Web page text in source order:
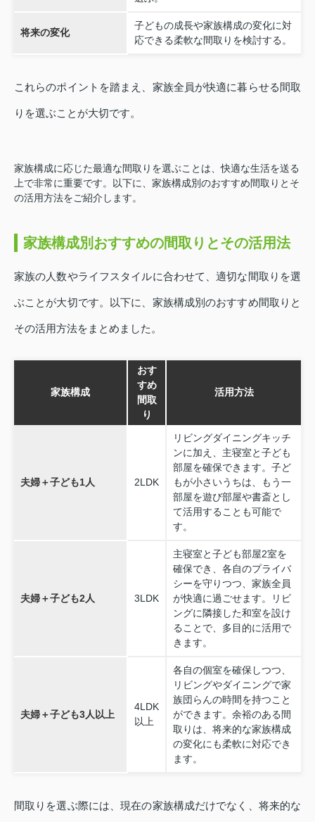
将来の変化
子どもの成長や家族構成の変化に対
応できる柔軟な間取りを検討する。
これらのポイントを踏まえ、家族全員が快適に暮らせる間取
りを選ぶことが大切です。
家族構成に応じた最適な間取りを選ぶことは、快適な生活を送る
上で非常に重要です。以下に、家族構成別のおすすめ間取りとそ
の活用方法をご紹介します。
家族構成別おすすめの間取りとその活用法
家族の人数やライフスタイルに合わせて、適切な間取りを選
ぶことが大切です。以下に、家族構成別のおすすめ間取りと
その活用方法をまとめました。
家族構成
おす
すめ
間取
り
活用方法
夫婦＋子ども1人 2LDK
リビングダイニングキッチ
ンに加え、主寝室と子ども
部屋を確保できます。子ど
もが小さいうちは、もう一
部屋を遊び部屋や書斎とし
て活用することも可能で
す。
夫婦＋子ども2人 3LDK
主寝室と子ども部屋2室を
確保でき、各自のプライバ
シーを守りつつ、家族全員
が快適に過ごせます。リビ
ングに隣接した和室を設け
ることで、多目的に活用で
きます。
夫婦＋子ども3人以上
4LDK
以上
各自の個室を確保しつつ、
リビングやダイニングで家
族団らんの時間を持つこと
ができます。余裕のある間
取りは、将来的な家族構成
の変化にも柔軟に対応でき
ます。
間取りを選ぶ際には、現在の家族構成だけでなく、将来的な